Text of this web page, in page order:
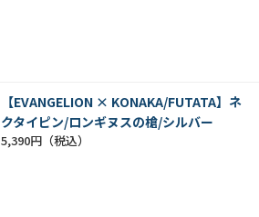
【EVANGELION × KONAKA/FUTATA】ネ
クタイピン/ロンギヌスの槍/シルバー
5,390円